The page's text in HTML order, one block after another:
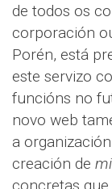
de todos os
corporación
Porén, está
este servizo
funcións no
novo web
a
creación de
concretas